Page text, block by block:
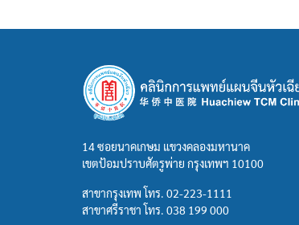
14 ซอยนาคเกษม แขวงคลองมหานาค
เขตป้อมปราบศัตรูพ่าย กรุงเทพฯ 10100
สาขากรุงเทพ โทร. 02-223-1111
สาขาศรีราชา โทร. 038 199 000